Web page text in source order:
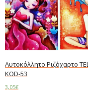
Αυτοκόλλητο Ριζόχαρτο
KOD-53
3,05€